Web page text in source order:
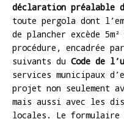
déclaration préalable
toute pergola dont
de plancher excède
procédure, encadrée
suivants du Code de
services municipaux
projet non seulement
mais aussi avec les
locales. Le formulaire